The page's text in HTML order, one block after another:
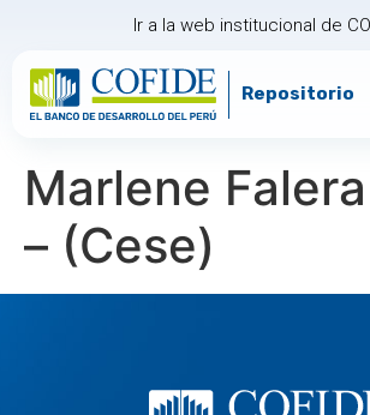
Ir a la web institucional de
Repositorio
Marlene
– (Cese)